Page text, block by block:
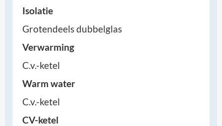
Isolatie
Grotendeels dubbelglas
Verwarming
C.v.-ketel
Warm water
C.v.-ketel
CV-ketel